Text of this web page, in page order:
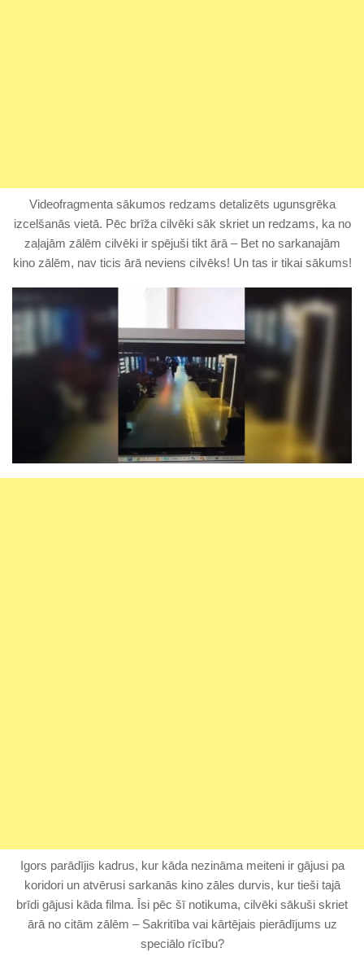
Videofragmenta sākumos redzams detalizēts ugunsgrēka
izcelšanās vietā. Pēc brīža cilvēki sāk skriet un redzams, ka no
zaļajām zālēm cilvēki ir spējuši tikt ārā – Bet no sarkanajām
kino zālēm, nav ticis ārā neviens cilvēks! Un tas ir tikai sākums!
Igors parādījis kadrus, kur kāda nezināma meiteni ir gājusi pa
koridori un atvērusi sarkanās kino zāles durvis, kur tieši tajā
brīdi gājusi kāda filma. Īsi pēc šī notikuma, cilvēki sākuši skriet
ārā no citām zālēm – Sakritība vai kārtējais pierādījums uz
speciālo rīcību?